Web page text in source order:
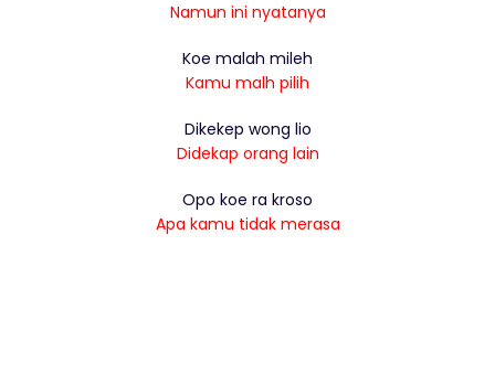
Namun ini nyatanya
Koe malah mileh
Kamu malh pilih
Dikekep wong lio
Didekap orang lain
Opo koe ra kroso
Apa kamu tidak merasa